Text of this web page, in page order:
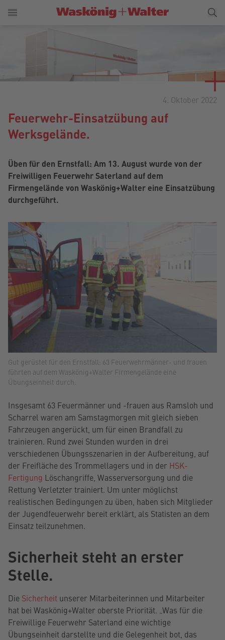
4. Oktober 2022
Feuerwehr-Einsatzübung auf
Werksgelände.
Üben für den Ernstfall: Am 13. August wurde von der
Freiwilligen Feuerwehr Saterland auf dem
Firmengelände von Waskönig+Walter eine Einsatzübung
durchgeführt.
Gut gerüstet für den Ernstfall: 63 Feuerwehrmänner- und frauen
führten auf dem Waskönig+Walter Firmengelände eine
Übungseinheit durch.
Insgesamt 63 Feuermänner und -frauen aus Ramsloh und
Scharrel waren am Samstagmorgen mit gleich sieben
Fahrzeugen angerückt, um für einen Brandfall zu
trainieren. Rund zwei Stunden wurden in drei
verschiedenen Übungsszenarien in der Aufbereitung, auf
der Freifläche des Trommellagers und in der HSK-
Fertigung Löschangriffe, Wasserversorgung und die
Rettung Verletzter trainiert. Um unter möglichst
realistischen Bedingungen zu üben, haben sich Mitglieder
der Jugendfeuerwehr bereit erklärt, als Statisten an dem
Einsatz teilzunehmen.
Sicherheit steht an erster
Stelle.
Die Sicherheit unserer Mitarbeiterinnen und Mitarbeiter
hat bei Waskönig+Walter oberste Priorität. „Was für die
Freiwillige Feuerwehr Saterland eine wichtige
Übungseinheit darstellte und die Gelegenheit bot, das